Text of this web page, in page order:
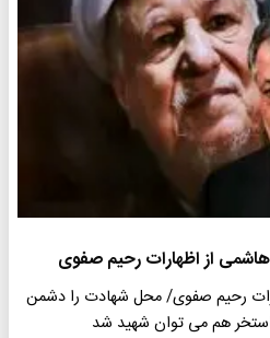
از اظهارات رحیم صفوی
رحیم صفوی/ محل شهادت را دشمن
هم می توان شهید شد